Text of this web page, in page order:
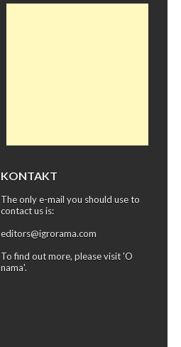
KONTAKT
The only e-mail you should use to
contact us is:
editors@igrorama.com
To find out more, please visit 'O
nama'.